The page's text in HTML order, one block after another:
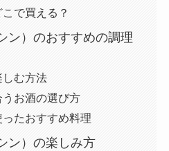
で買える？
ン）のおすすめの調理
む方法
お酒の選び方
たおすすめ料理
ン）の楽しみ方